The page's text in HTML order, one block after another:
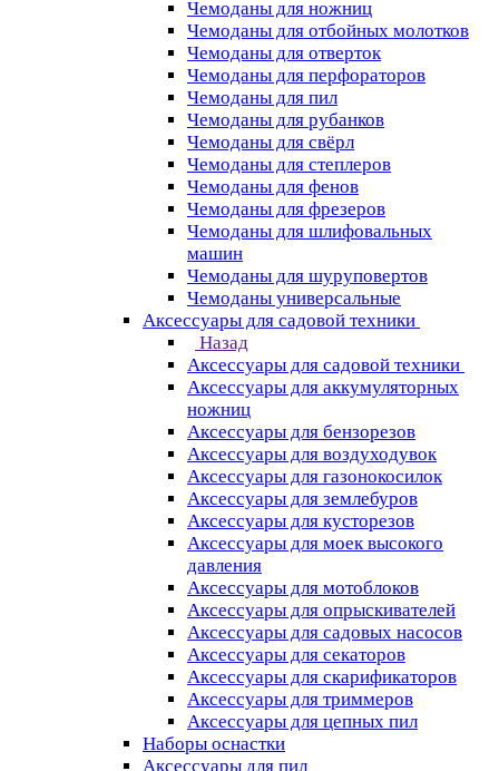
Чемоданы для ножниц
Чемоданы для отбойных молотков
Чемоданы для отверток
Чемоданы для перфораторов
Чемоданы для пил
Чемоданы для рубанков
Чемоданы для свёрл
Чемоданы для степлеров
Чемоданы для фенов
Чемоданы для фрезеров
Чемоданы для шлифовальных
машин
Чемоданы для шуруповертов
Чемоданы универсальные
Аксессуары для садовой техники
Назад
Аксессуары для садовой техники
Аксессуары для аккумуляторных
ножниц
Аксессуары для бензорезов
Аксессуары для воздуходувок
Аксессуары для газонокосилок
Аксессуары для землебуров
Аксессуары для кусторезов
Аксессуары для моек высокого
давления
Аксессуары для мотоблоков
Аксессуары для опрыскивателей
Аксессуары для садовых насосов
Аксессуары для секаторов
Аксессуары для скарификаторов
Аксессуары для триммеров
Аксессуары для цепных пил
Наборы оснастки
Аксессуары для пил